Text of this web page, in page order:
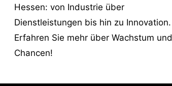
Hessen: von Industrie über
Dienstleistungen bis hin zu Innovation.
Erfahren Sie mehr über Wachstum und
Chancen!